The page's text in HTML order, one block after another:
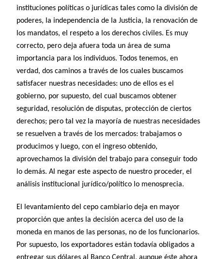
instituciones políticas o jurídicas tales como la división de
poderes, la independencia de la Justicia, la renovación de
los mandatos, el respeto a los derechos civiles. Es muy
correcto, pero deja afuera toda un área de suma
importancia para los individuos. Todos tenemos, en
verdad, dos caminos a través de los cuales buscamos
satisfacer nuestras necesidades: uno de ellos es el
gobierno, por supuesto, del cual buscamos obtener
seguridad, resolución de disputas, protección de ciertos
derechos; pero tal vez la mayoría de nuestras necesidades
se resuelven a través de los mercados: trabajamos o
producimos y luego, con el ingreso obtenido,
aprovechamos la división del trabajo para conseguir todo
lo demás. Al negar este aspecto de nuestro proceder, el
análisis institucional jurídico/político lo menosprecia.
El levantamiento del cepo cambiario deja en mayor
proporción que antes la decisión acerca del uso de la
moneda en manos de las personas, no de los funcionarios.
Por supuesto, los exportadores están todavía obligados a